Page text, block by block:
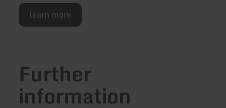
learn more
Further
information